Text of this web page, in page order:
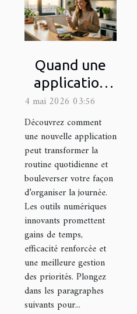
Quand une
application
change la
donne dans
votre journée
type
4 mai 2026 03:56
Découvrez comment
une nouvelle application
peut transformer la
routine quotidienne et
bouleverser votre façon
d’organiser la journée.
Les outils numériques
innovants promettent
gains de temps,
efficacité renforcée et
une meilleure gestion
des priorités. Plongez
dans les paragraphes
suivants pour...